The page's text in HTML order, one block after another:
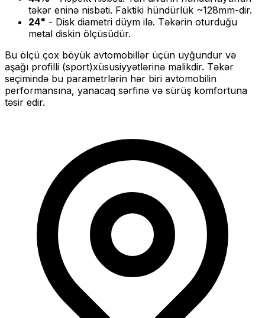
təkər eninə nisbəti. Faktiki hündürlük ~128mm-dir.
24" - Disk diametri düym ilə. Təkərin oturduğu
metal diskin ölçüsüdür.
Bu ölçü çox böyük avtomobillər üçün uyğundur və
aşağı profilli (sport)xüsusiyyətlərinə malikdir. Təkər
seçimində bu parametrlərin hər biri avtomobilin
performansına, yanacaq sərfinə və sürüş komfortuna
təsir edir.